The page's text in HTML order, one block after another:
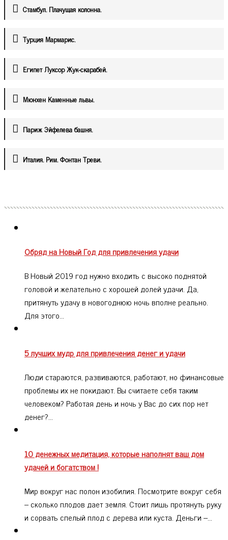
Стамбул. Плачущая колонна.
Турция Мармарис.
Египет Луксор Жук-скарабей.
Мюнхен Каменные львы.
Париж Эйфелева башня.
Италия. Рим. Фонтан Треви.
Обряд на Новый Год для привлечения удачи
В Новый 2019 год нужно входить с высоко поднятой
головой и желательно с хорошей долей удачи. Да,
притянуть удачу в новогоднюю ночь вполне реально.
Для этого…
5 лучших мудр для привлечения денег и удачи
Люди стараются, развиваются, работают, но финансовые
проблемы их не покидают. Вы считаете себя таким
человеком? Работая день и ночь у Вас до сих пор нет
денег?…
10 денежных медитация, которые наполнят ваш дом
удачей и богатством !
Мир вокруг нас полон изобилия. Посмотрите вокруг себя
– сколько плодов дает земля. Стоит лишь протянуть руку
и сорвать спелый плод с дерева или куста. Деньги –…